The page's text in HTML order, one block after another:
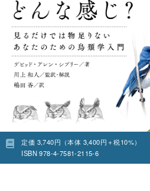
定価 3,740円（本体 3,400円＋税10%）
ISBN 978-4-7581-2115-6